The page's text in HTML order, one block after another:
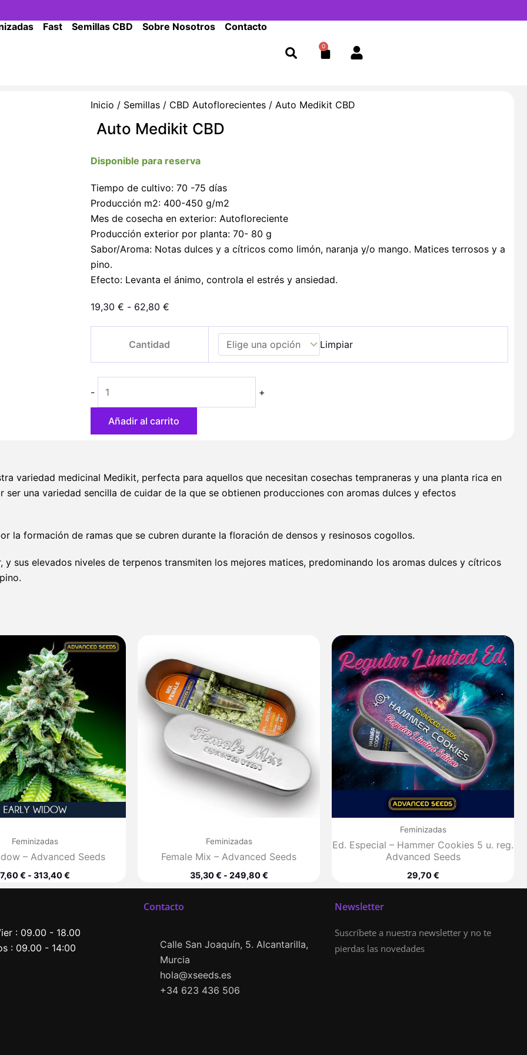
Fast Semillas CBD Sobre Nosotros Contacto
0
Cart
Inicio / Semillas/ CBD Autoflorecientes/ Auto Medikit CBD
Auto Medikit CBD
Disponible para reserva
Tiempo de cultivo: 70 -75 días
Producción m2: 400-450 g/m2
Mes de cosecha en exterior: Autofloreciente
Producción exterior por planta: 70- 80 g
Sabor/Aroma: Notas dulces y a cítricos como limón, naranja y/o mango. Matices terrosos y a
pino.
Efecto: Levanta el ánimo, controla el estrés y ansiedad.
19,30 € - 62,80 €Rango
desde
Cantidad Limpiar
-
Medikit
CBD
cantidad
+
Añadir al carrito
variedad medicinal Medikit, perfecta para aquellos que necesitan cosechas tempraneras y una planta rica en
ser una variedad sencilla de cuidar de la que se obtienen producciones con aromas dulces y efectos
la formación de ramas que se cubren durante la floración de densos y resinosos cogollos.
sus elevados niveles de terpenos transmiten los mejores matices, predominando los aromas dulces y cítricos
Feminizadas
– Advanced Seeds
7,60€ - 313,40€
Rango
de
precios:
desde
7,60 €
hasta
313,40 €
Feminizadas
Female Mix – Advanced Seeds
35,30€ - 249,80€
hasta
249,80 €
Feminizadas
Ed. Especial – Hammer Cookies 5 u. reg.
Advanced Seeds
29,70€
: 09.00 - 18.00
: 09.00 - 14:00
Contacto
Calle San Joaquín, 5. Alcantarilla,
Murcia
hola@xseeds.es
+34 623 436 506
Newsletter
Suscríbete a nuestra newsletter y no te
pierdas las novedades